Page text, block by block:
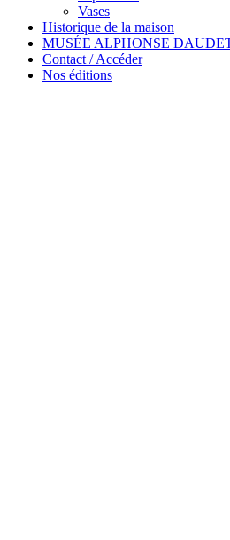
Vases
Historique de la maison
MUSÉE ALPHONSE
Contact / Accéder
Nos éditions